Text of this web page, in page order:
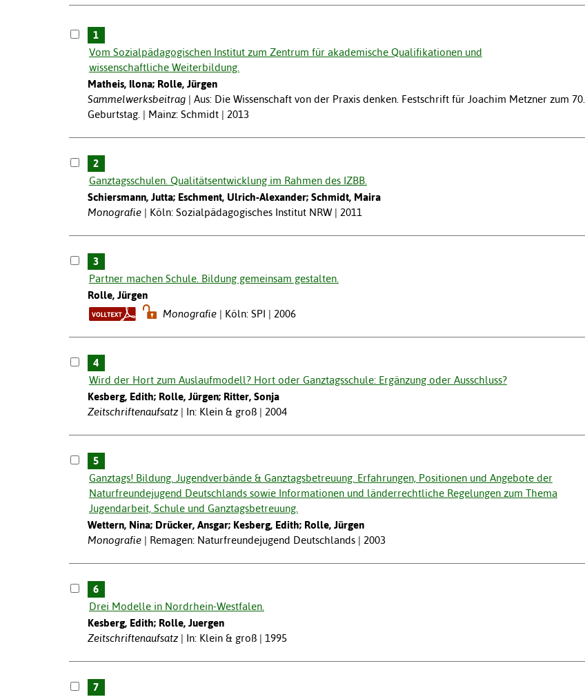
1
Vom Sozialpädagogischen Institut zum Zentrum für akademische Qualifikationen und
wissenschaftliche Weiterbildung.
Matheis, Ilona; Rolle, Jürgen
Sammelwerksbeitrag
Aus: Die Wissenschaft von der Praxis denken. Festschrift für Joachim Metzner zum 70.
Geburtstag. | Mainz: Schmidt | 2013
2
Ganztagsschulen. Qualitätsentwicklung im Rahmen des IZBB.
Schiersmann, Jutta; Eschment, Ulrich-Alexander; Schmidt, Maira
Monografie
Köln: Sozialpädagogisches Institut NRW | 2011
3
Partner machen Schule. Bildung gemeinsam gestalten.
Rolle, Jürgen
Monografie
Köln: SPI | 2006
4
Wird der Hort zum Auslaufmodell? Hort oder Ganztagsschule: Ergänzung oder Ausschluss?
Kesberg, Edith; Rolle, Jürgen; Ritter, Sonja
Zeitschriftenaufsatz
In: Klein & groß | 2004
5
Ganztags! Bildung. Jugendverbände & Ganztagsbetreuung. Erfahrungen, Positionen und Angebote der
Naturfreundejugend Deutschlands sowie Informationen und länderrechtliche Regelungen zum Thema
Jugendarbeit, Schule und Ganztagsbetreuung.
Wettern, Nina; Drücker, Ansgar; Kesberg, Edith; Rolle, Jürgen
Monografie
Remagen: Naturfreundejugend Deutschlands | 2003
6
Drei Modelle in Nordrhein-Westfalen.
Kesberg, Edith; Rolle, Juergen
Zeitschriftenaufsatz
In: Klein & groß | 1995
7